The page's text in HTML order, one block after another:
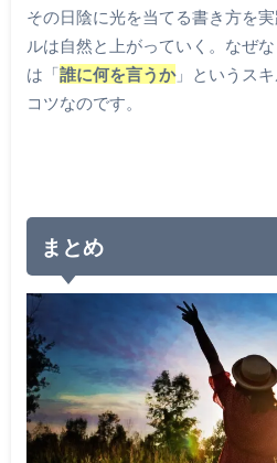
その日陰に光を当てる書き方を
ルは自然と上がっていく。なぜ
は「誰に何を言うか」というス
コツなのです。
まとめ